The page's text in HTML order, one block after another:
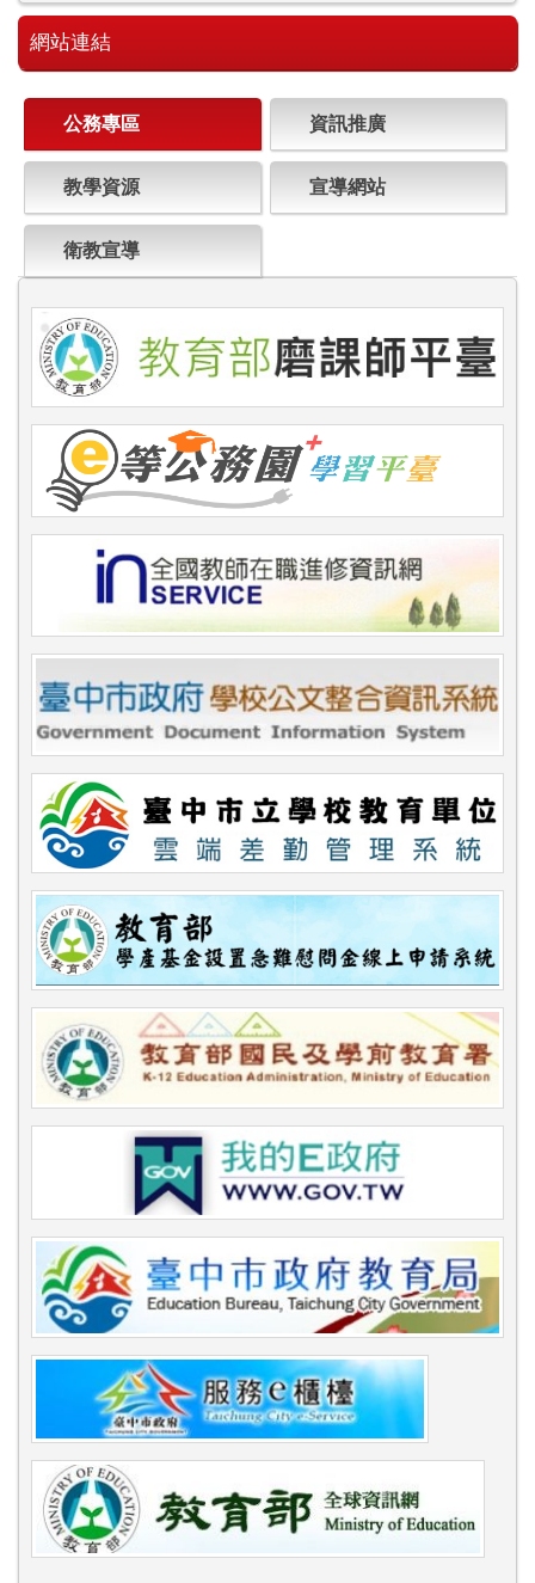
網站連結
公務專區 資訊推廣
教學資源 宣導網站
衛教宣導